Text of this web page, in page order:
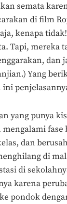
semata
di film
kenapa
Tapi, mereka
dan
Yang
yang punya
dan
di
di
karena
pondok